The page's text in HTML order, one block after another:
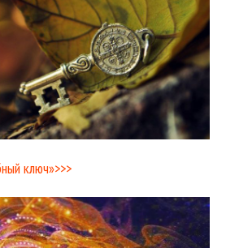
ключ»>>>